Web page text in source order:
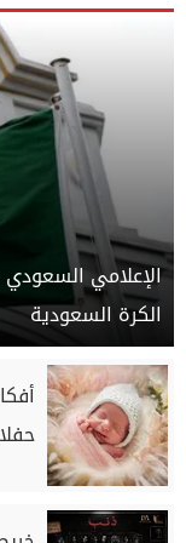
الإعلامي
الكرة السعودية